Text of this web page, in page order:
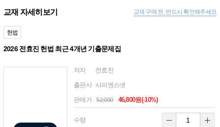
교재 자세히보기 교재 구매 전, 반드시 확인해주세요
헌법
2026 전효진 헌법 최근 4개년 기출문제집
저자 전효진
출판사 사피엔스넷
판매가 52,000 46,800원(-10%)
수량